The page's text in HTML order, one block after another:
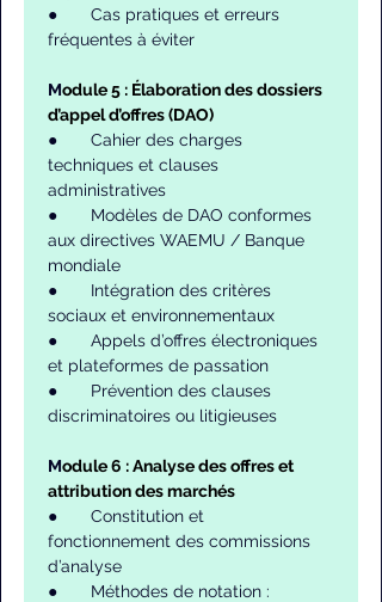
●       Cas pratiques et erreurs
fréquentes à éviter
Module 5 : Élaboration des dossiers
d’appel d’offres (DAO)
●       Cahier des charges
techniques et clauses
administratives
●       Modèles de DAO conformes
aux directives WAEMU / Banque
mondiale
●       Intégration des critères
sociaux et environnementaux
●       Appels d’offres électroniques
et plateformes de passation
●       Prévention des clauses
discriminatoires ou litigieuses
Module 6 : Analyse des offres et
attribution des marchés
●       Constitution et
fonctionnement des commissions
d’analyse
●       Méthodes de notation :